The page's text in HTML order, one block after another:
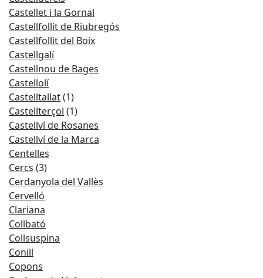
Castellet i la Gornal
Castellfollit de Riubregós
Castellfollit del Boix
Castellgalí
Castellnou de Bages
Castellolí
Castelltallat(1)
Castellterçol (1)
Castellví de Rosanes
Castellví de la Marca
Centelles
Cercs (3)
Cerdanyola del Vallès
Cervelló
Clariana
Collbató
Collsuspina
Conill
Copons